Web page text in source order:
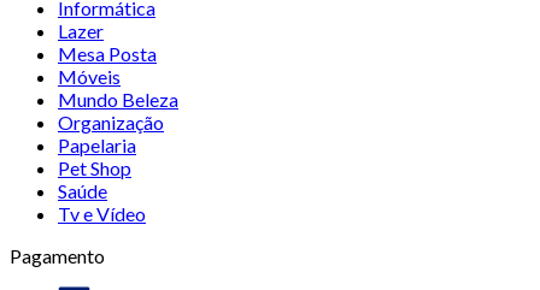
Informática
Lazer
Mesa Posta
Móveis
Mundo Beleza
Organização
Papelaria
Pet Shop
Saúde
Tv e Vídeo
Pagamento